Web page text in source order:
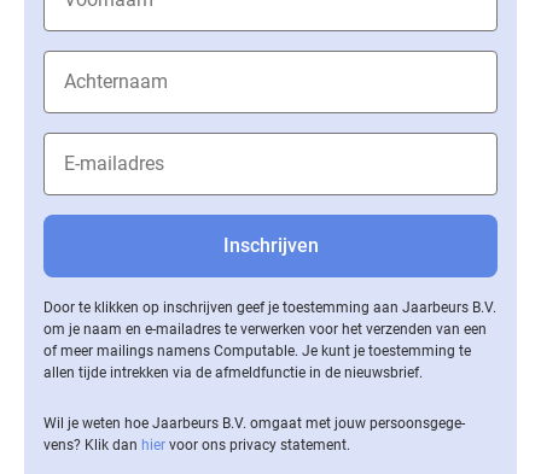
Door te klikken op inschrijven geef je toestemming aan Jaarbeurs B.V.
om je naam en e-mailadres te verwerken voor het verzenden van een
of meer mailings namens Computable. Je kunt je toestemming te
allen tijde intrekken via de af­meld­func­tie in de nieuwsbrief.
Wil je weten hoe Jaarbeurs B.V. omgaat met jouw per­soons­ge­ge­
vens? Klik dan hier voor ons privacy statement.